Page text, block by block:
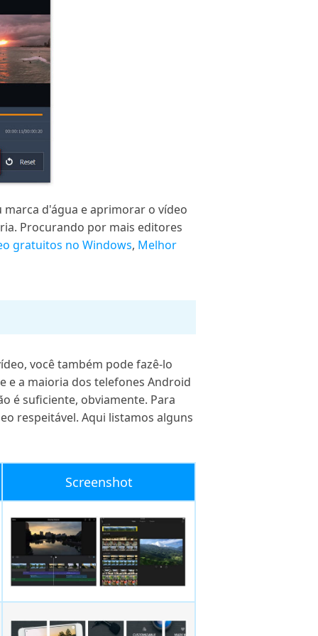
d'água e aprimorar o vídeo
Procurando por mais editores
gratuitos no Windows, Melhor
você também pode fazê-lo
e a maioria dos telefones Android
é suficiente, obviamente. Para
respeitável. Aqui listamos alguns
Screenshot